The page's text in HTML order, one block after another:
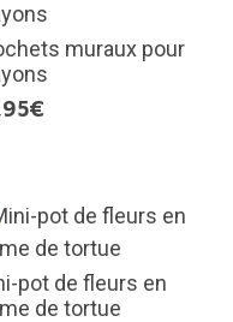
muraux pour
pot de fleurs en
de tortue